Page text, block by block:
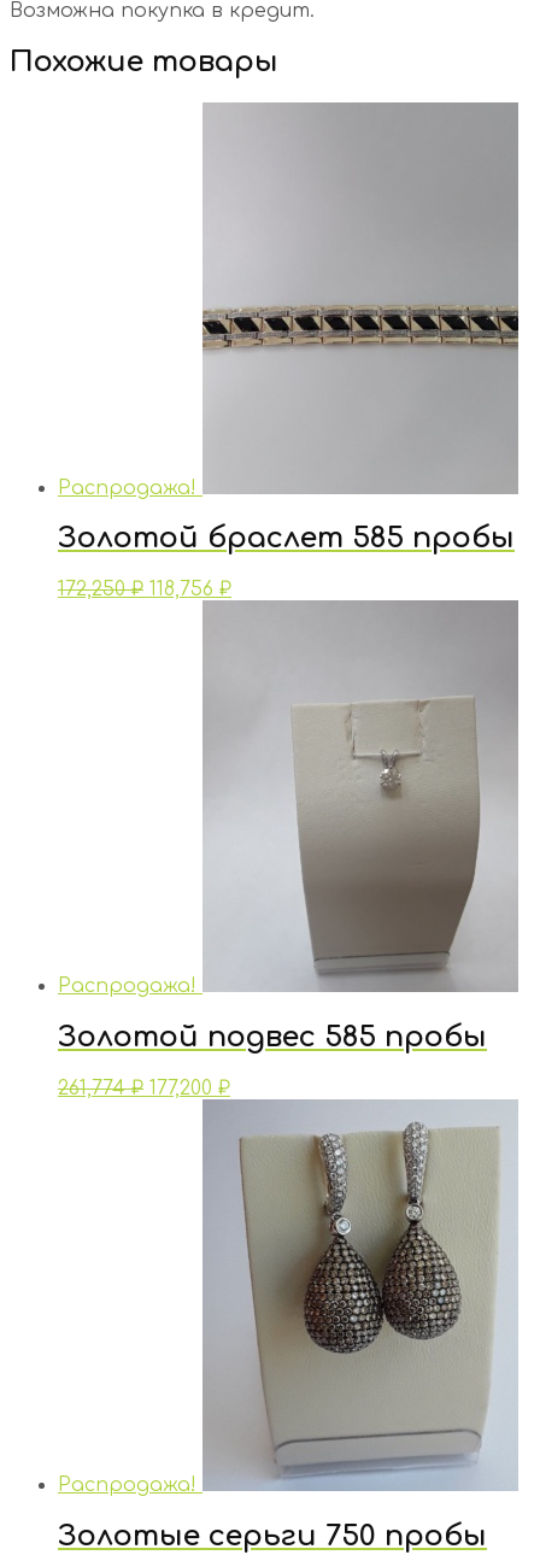
Возможна покупка в кредит.
Похожие товары
Распродажа!
Золотой браслет 585 пробы
172,250₽ 118,756 ₽
Распродажа!
Золотой подвес 585 пробы
261,774₽ 177,200 ₽
Распродажа!
Золотые серьги 750 пробы